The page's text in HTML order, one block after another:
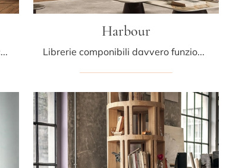
Materiali di pregio e linee decise: scopri la libreria Harbour divisoria di Cattelan Italia tra le più belle Librerie design divisorie.
Harbour
Librerie componibili davvero funzionali per stanze design: scopri di più sul modello Harbour del marchio Cattelan Italia!